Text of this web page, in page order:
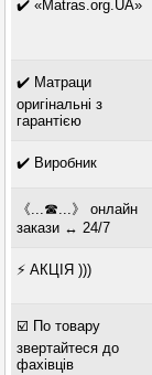
✔️ «Matras.org.UA»
✔️ Матраци
оригінальні з
гарантією
✔️ Виробник
《...☎...》 онлайн
закази ↔ 24/7
⚡ АКЦІЯ )))
☑️ По товару
звертайтеся до
фахівців